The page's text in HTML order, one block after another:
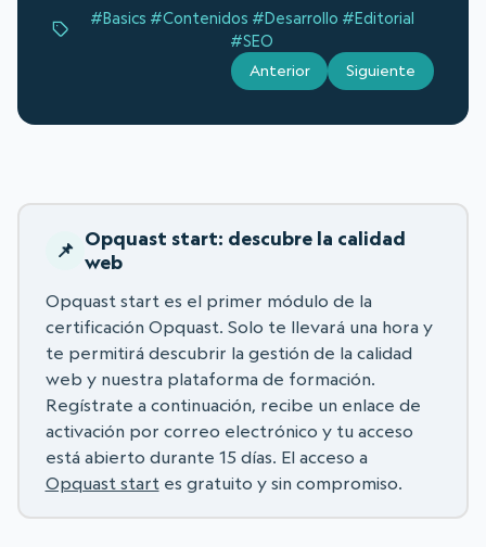
#Basics #Contenidos #Desarrollo #Editorial
#SEO
Anterior Siguiente
Opquast start: descubre la calidad
web
Opquast start es el primer módulo de la
certificación Opquast. Solo te llevará una hora y
te permitirá descubrir la gestión de la calidad
web y nuestra plataforma de formación.
Regístrate a continuación, recibe un enlace de
activación por correo electrónico y tu acceso
está abierto durante 15 días. El acceso a
Opquast startes gratuito y sin compromiso.